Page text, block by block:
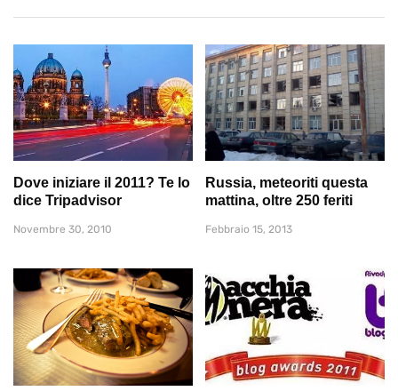
Dove iniziare il 2011? Te lo
dice Tripadvisor
Novembre 30, 2010
Russia, meteoriti questa
mattina, oltre 250 feriti
Febbraio 15, 2013